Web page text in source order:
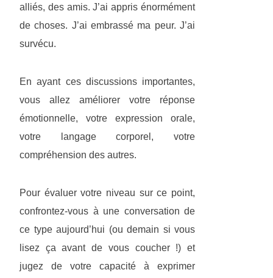
alliés, des amis. J’ai appris énormément
de choses. J’ai embrassé ma peur. J’ai
survécu.
En ayant ces discussions importantes,
vous allez améliorer votre réponse
émotionnelle, votre expression orale,
votre langage corporel, votre
compréhension des autres.
Pour évaluer votre niveau sur ce point,
confrontez-vous à une conversation de
ce type aujourd’hui (ou demain si vous
lisez ça avant de vous coucher !) et
jugez de votre capacité à exprimer